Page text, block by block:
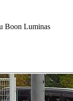
Boon Luminas